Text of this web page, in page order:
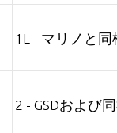
1L - マリノと同
2 - GSDおよび